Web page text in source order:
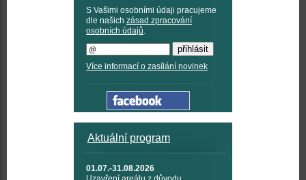
S Vašimi osobními údaji pracujeme
dle našich zásad zpracování
osobních údajů.
Více informací o zasílání novinek
Aktuální program
01.07.-31.08.2026